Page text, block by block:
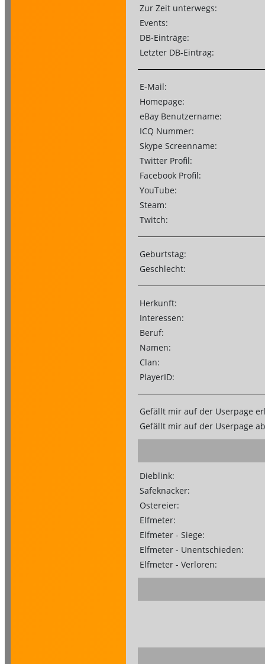
Zur Zeit unterwegs:
Events:
DB-Einträge:
Letzter DB-Eintrag:
E-Mail:
Homepage:
eBay Benutzername:
ICQ Nummer:
Skype Screenname:
Twitter Profil:
Facebook Profil:
YouTube:
Steam:
Twitch:
Geburtstag:
Geschlecht:
Herkunft:
Interessen:
Beruf:
Namen:
Clan:
PlayerID:
Gefällt mir auf der Userpage
Gefällt mir auf der Userpage
Dieblink:
Safeknacker:
Ostereier:
Elfmeter:
Elfmeter - Siege:
Elfmeter - Unentschieden:
Elfmeter - Verloren: